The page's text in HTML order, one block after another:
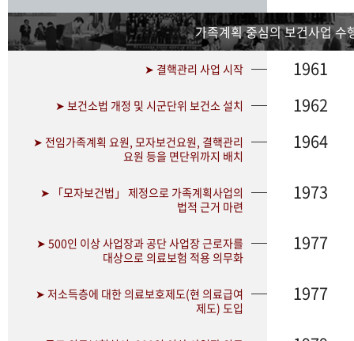
가족계획 중심의 보건사업 수
➤ 결핵관리 사업 시작 1961
➤ 보건소법 개정 및 시군단위 보건소 설치 1962
➤ 전임가족계획 요원, 모자보건요원, 결핵관리
요원 등을 면단위까지 배치
1964
➤ 「모자보건법」 제정으로 가족계획사업의
법적 근거 마련
1973
➤ 500인 이상 사업장과 공단 사업장 근로자를
대상으로 의료보험 적용 의무화
1977
➤ 저소득층에 대한 의료보호제도(현 의료급여
제도) 도입
1977